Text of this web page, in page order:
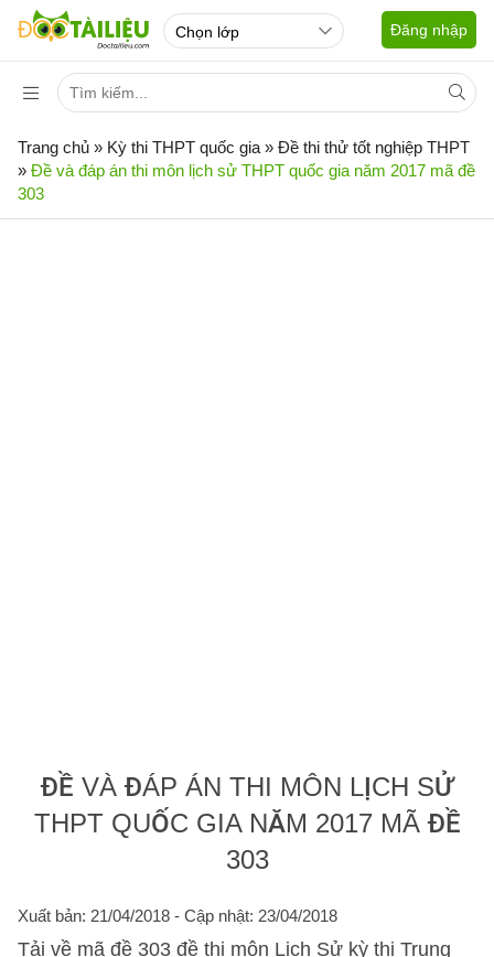
Đăng nhập
Trang chủ » Kỳ thi THPT quốc gia » Đề thi thử tốt nghiệp THPT
» Đề và đáp án thi môn lịch sử THPT quốc gia năm 2017 mã đề
303
ĐỀ VÀ ĐÁP ÁN THI MÔN LỊCH SỬ
THPT QUỐC GIA NĂM 2017 MÃ ĐỀ
303
Xuất bản: 21/04/2018 - Cập nhật: 23/04/2018
Tải về mã đề 303 đề thi môn Lịch Sử kỳ thi Trung